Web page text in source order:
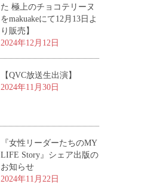
た 極上のチョコテリーヌ
をmakuakeにて12月13日よ
り販売】
2024年12月12日
【QVC放送生出演】
2024年11月30日
『女性リーダーたちのMY
LIFE Story』シェア出版の
お知らせ
2024年11月22日